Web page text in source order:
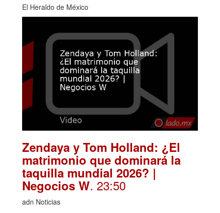
El Heraldo de México
Zendaya y Tom Holland: ¿El
matrimonio que dominará la
taquilla mundial 2026? |
Negocios W. 23:50
adn Noticias